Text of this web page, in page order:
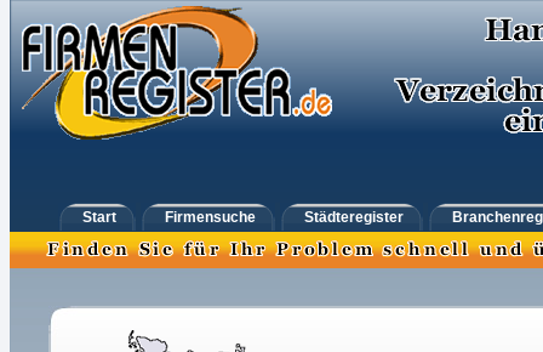
Start Firmensuche Städteregister